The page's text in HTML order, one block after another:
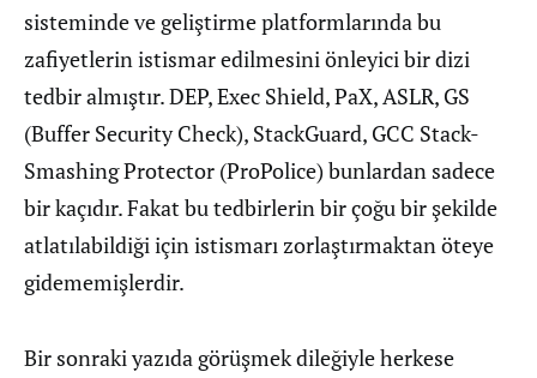
sisteminde ve geliştirme platformlarında bu
zafiyetlerin istismar edilmesini önleyici bir dizi
tedbir almıştır. DEP, Exec Shield, PaX, ASLR, GS
(Buffer Security Check), StackGuard, GCC Stack-
Smashing Protector (ProPolice) bunlardan sadece
bir kaçıdır. Fakat bu tedbirlerin bir çoğu bir şekilde
atlatılabildiği için istismarı zorlaştırmaktan öteye
gidememişlerdir.
Bir sonraki yazıda görüşmek dileğiyle herkese